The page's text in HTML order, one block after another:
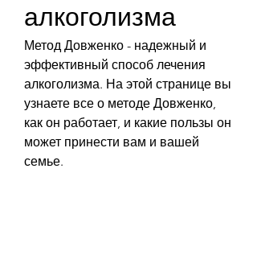
алкоголизма
Метод Довженко - надежный и
эффективный способ лечения
алкоголизма. На этой странице вы
узнаете все о методе Довженко,
как он работает, и какие пользы он
может принести вам и вашей
семье.